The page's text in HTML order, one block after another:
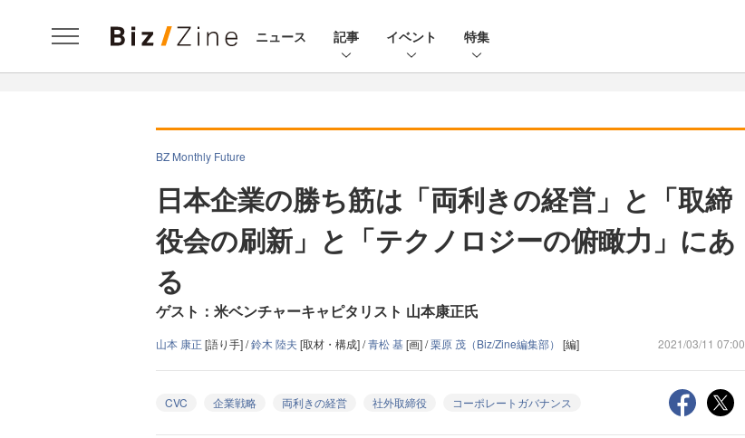
ニュース 記事 イベント 特集
BZ Monthly Future
日本企業の勝ち筋は「両利きの経営」と「取締
役会の刷新」と「テクノロジーの俯瞰力」にあ
る
ゲスト：米ベンチャーキャピタリスト 山本康正氏
山本 康正 [語り手] /鈴木 陸夫 [取材・構成] /青松 基[画] /栗原 茂（Biz/Zine編集部） [編] 2021/03/11 07:00
CVC 企業戦略 両利きの経営 社外取締役 コーポレートガバナンス